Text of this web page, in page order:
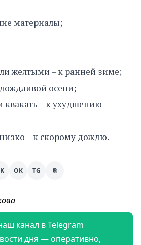
материалы;
желтыми – к ранней зиме;
осени;
квакать – к ухудшению
– к скорому дождю.
OK TG ⎘
канал в Telegram
дня — оперативно,